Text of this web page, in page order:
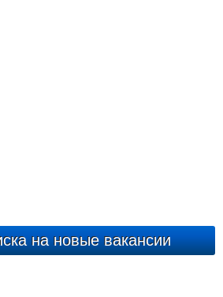
на новые вакансии